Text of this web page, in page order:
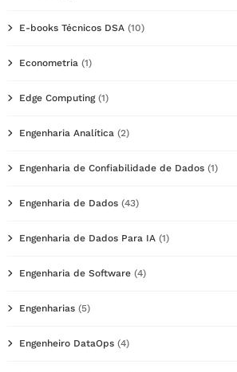
E-books Técnicos DSA (10)
Econometria (1)
Edge Computing(1)
Engenharia Analítica (2)
Engenharia de Confiabilidade de Dados (1)
Engenharia de Dados (43)
Engenharia de Dados Para IA (1)
Engenharia de Software (4)
Engenharias (5)
Engenheiro DataOps (4)